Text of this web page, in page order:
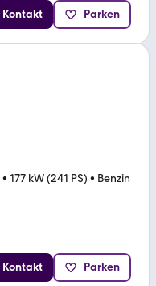
Kontakt Parken
• 177 kW (241 PS) • Benzin
Kontakt Parken